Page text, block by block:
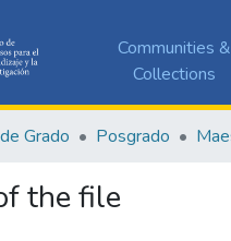
Communities &
Collections
Grado Posgrado
the file